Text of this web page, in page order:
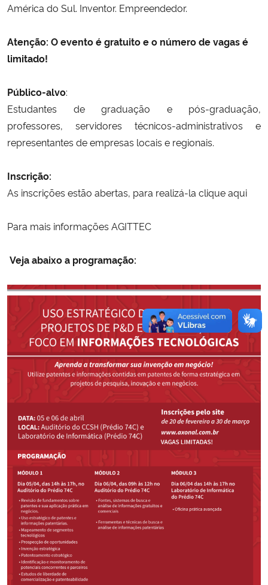
América do Sul. Inventor. Empreendedor.
Atenção: O evento é gratuito e o número de vagas é
limitado!
Público-alvo:
Estudantes de graduação e pós-graduação,
professores, servidores técnicos-administrativos e
representantes de empresas locais e regionais.
Inscrição:
As inscrições estão abertas, para realizá-la clique aqui
Para mais informações AGITTEC
Veja abaixo a programação: